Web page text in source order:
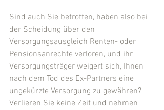
Sind auch Sie betroffen, haben also bei
der Scheidung über den
Versorgungsausgleich Renten- oder
Pensionsanrechte verloren, und ihr
Versorgungsträger weigert sich, Ihnen
nach dem Tod des Ex-Partners eine
ungekürzte Versorgung zu gewähren?
Verlieren Sie keine Zeit und nehmen